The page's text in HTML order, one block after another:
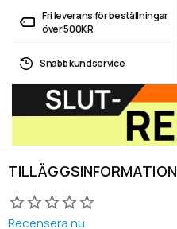
Fri leverans för beställningar
över 500KR
Snabb kundservice
TILLÄGGSINFORMATION
Recensera nu